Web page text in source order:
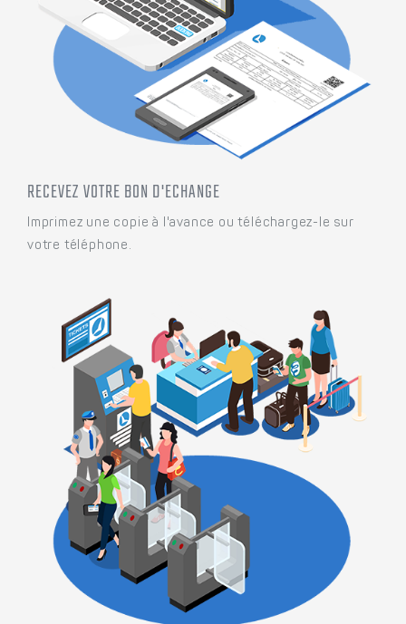
RECEVEZ VOTRE BON D'ECHANGE
Imprimez une copie à l'avance ou téléchargez-le sur
votre téléphone.